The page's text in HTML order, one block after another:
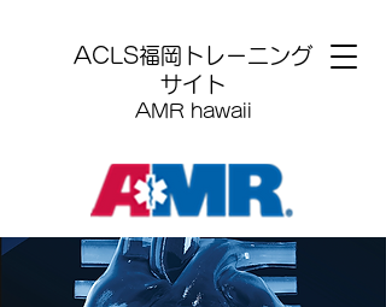
​ACLS福岡トレーニング
サイト
AMR hawaii